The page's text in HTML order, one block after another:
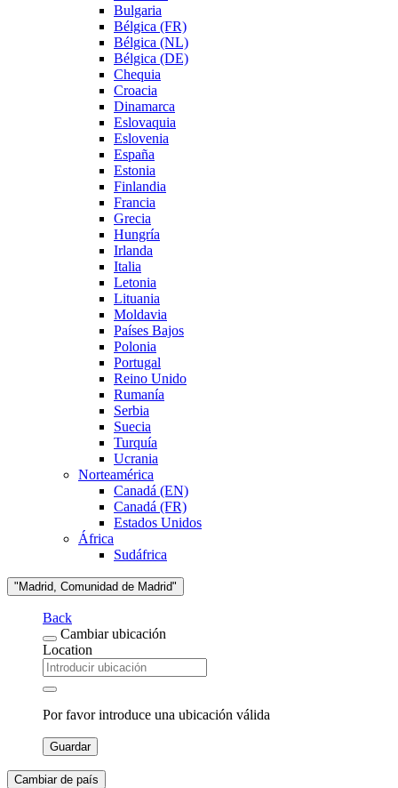
Bulgaria
Bélgica (FR)
Bélgica (NL)
Bélgica (DE)
Chequia
Croacia
Dinamarca
Eslovaquia
Eslovenia
España
Estonia
Finlandia
Francia
Grecia
Hungría
Irlanda
Italia
Letonia
Lituania
Moldavia
Países Bajos
Polonia
Portugal
Reino Unido
Rumanía
Serbia
Suecia
Turquía
Ucrania
Norteamérica
Canadá (EN)
Canadá (FR)
Estados Unidos
África
Sudáfrica
"Madrid, Comunidad de Madrid"
Back
Cambiar ubicación
Location
Por favor introduce una ubicación válida
Guardar
Cambiar de país